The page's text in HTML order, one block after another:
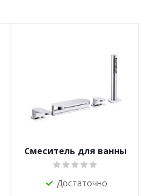
Смеситель для ванны
Ravak Chrome CR
Достаточно